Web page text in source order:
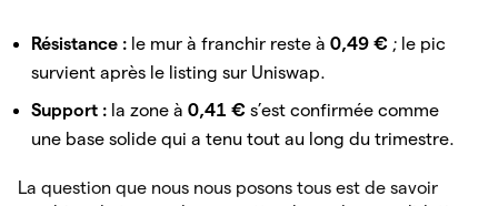
Résistance : le mur à franchir reste à 0,49 € ; le pic
survient après le listing sur Uniswap.
Support : la zone à 0,41 € s’est confirmée comme
une base solide qui a tenu tout au long du trimestre.
La question que nous nous posons tous est de savoir